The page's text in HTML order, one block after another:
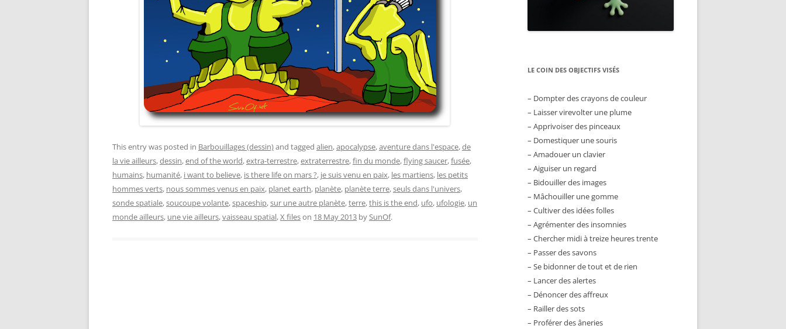
This entry was posted in Barbouillages (dessin)and tagged alien,apocalypse,aventure dans l'espace,de
la vie ailleurs,dessin,end of the world,extra-terrestre,extraterrestre,fin du monde,flying saucer,fusée,
humains, humanité, i want to believe, is there life on mars ?, je suis venu en paix, les martiens, les petits
hommes verts, nous sommes venus en paix, planet earth, planète, planète terre,seuls dans l'univers,
sonde spatiale,soucoupe volante,spaceship,sur une autre planète,terre,this is the end, ufo, ufologie, un
monde ailleurs, une vie ailleurs,vaisseau spatial,X fileson 18 May 2013 bySunOf.
LE COIN DES OBJECTIFS VISÉS
– Dompter des crayons de couleur
– Laisser virevolter une plume
– Apprivoiser des pinceaux
– Domestiquer une souris
– Amadouer un clavier
– Aiguiser un regard
– Bidouiller des images
– Mâchouiller une gomme
– Cultiver des idées folles
– Agrémenter des insomnies
– Chercher midi à treize heures trente
– Passer des savons
– Se bidonner de tout et de rien
– Lancer des alertes
– Dénoncer des affreux
– Railler des sots
– Proférer des âneries